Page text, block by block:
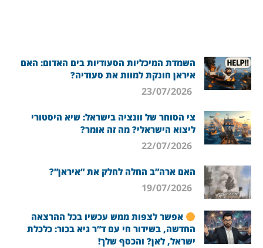
השמדת המיכליות הסעודיות בים האדום: האם
איראן חונקת למוות את סעודיה?
צי הסוחר של וונציה בישראל: שיא היסטורי
ליצוא הישראלי? מה זה אומר?
האם ארה”ב החלה לחלק את “איראן”?
אפשר לצפות ממש עכשיו בכל ההרצאה
החדשה, בשידור חי עם ד”ר גיא בכור: כלכלת
ישראל, לאן? והכסף שלך!